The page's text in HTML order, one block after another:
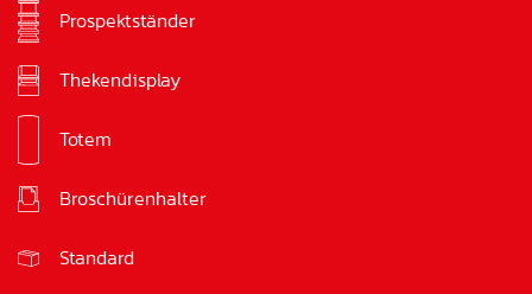
Prospektständer
Thekendisplay
Totem
Werbeplakat
Broschürenhalter
Urne
Standard